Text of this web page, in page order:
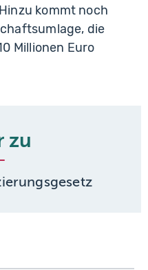
kommt noch
die
Millionen Euro
zu